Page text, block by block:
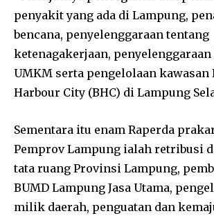
penyakit yang ada di Lampung,
bencana, penyelenggaraan tentang
ketenagakerjaan,
UMKM serta pengelolaan kawasan
Harbour City (BHC) di Lampung
Sementara itu enam Raperda
Pemprov Lampung ialah retribusi
tata ruang Provinsi Lampung,
BUMD Lampung Jasa Utama,
milik daerah, penguatan dan